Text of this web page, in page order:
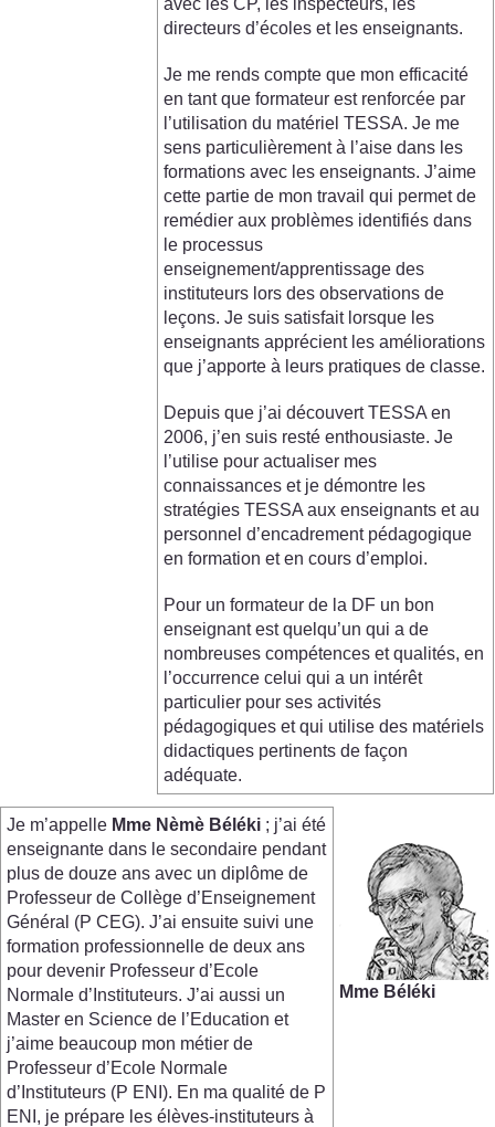
avec les CP, les inspecteurs, les
directeurs d’écoles et les enseignants.
Je me rends compte que mon efficacité
en tant que formateur est renforcée par
l’utilisation du matériel TESSA. Je me
sens particulièrement à l’aise dans les
formations avec les enseignants. J’aime
cette partie de mon travail qui permet de
remédier aux problèmes identifiés dans
le processus
enseignement/apprentissage des
instituteurs lors des observations de
leçons. Je suis satisfait lorsque les
enseignants apprécient les améliorations
que j’apporte à leurs pratiques de classe.
Depuis que j’ai découvert TESSA en
2006, j’en suis resté enthousiaste. Je
l’utilise pour actualiser mes
connaissances et je démontre les
stratégies TESSA aux enseignants et au
personnel d’encadrement pédagogique
en formation et en cours d’emploi.
Pour un formateur de la DF un bon
enseignant est quelqu’un qui a de
nombreuses compétences et qualités, en
l’occurrence celui qui a un intérêt
particulier pour ses activités
pédagogiques et qui utilise des matériels
didactiques pertinents de façon
adéquate.
Je m’appelle Mme Nèmè Béléki ; j’ai été
enseignante dans le secondaire pendant
plus de douze ans avec un diplôme de
Professeur de Collège d’Enseignement
Général (P CEG). J’ai ensuite suivi une
formation professionnelle de deux ans
pour devenir Professeur d’Ecole
Normale d’Instituteurs. J’ai aussi un
Master en Science de l’Education et
j’aime beaucoup mon métier de
Professeur d’Ecole Normale
d’Instituteurs (P ENI). En ma qualité de P
ENI, je prépare les élèves-instituteurs à
Mme Béléki